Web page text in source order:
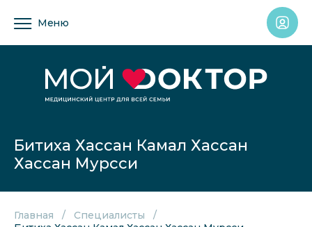
Меню
Битиха Хассан Камал Хассан
Хассан Мурсси
Главная
Специалисты